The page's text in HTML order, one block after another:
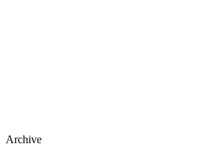
Archive